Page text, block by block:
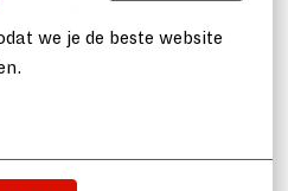
we je de beste website